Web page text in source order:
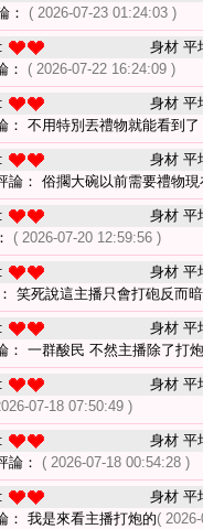
： ( 2026-07-23 01:24:03 )
身材 平
： ( 2026-07-22 16:24:09 )
身材 平
： 不用特別丟禮物就能看到
身材 平
論： 俗擱大碗以前需要禮物
身材 平
( 2026-07-20 12:59:56 )
身材 平
笑死說這主播只會打砲反而
身材 平
： 一群酸民 不然主播除了打
身材 平
07-18 07:50:49 )
身材 平
論： ( 2026-07-18 00:54:28 )
身材 平
： 我是來看主播打炮的(